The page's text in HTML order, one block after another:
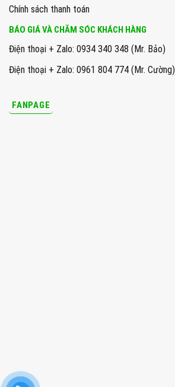
Chính sách thanh toán
BÁO GIÁ VÀ CHĂM SÓC KHÁCH HÀNG
Điện thoại + Zalo: 0934 340 348 (Mr. Bảo)
Điện thoại + Zalo: 0961 804 774 (Mr. Cường)
FANPAGE